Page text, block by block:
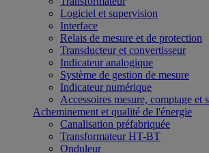
Logiciel et supervision
Interface
Relais de mesure et de protection
Transducteur et convertisseur
Indicateur analogique
Système de gestion de mesure
Indicateur numérique
Accessoires mesure, comptage et
Acheminement et qualité de l'énergie
Canalisation préfabriquée
Transformateur HT-BT
Onduleur